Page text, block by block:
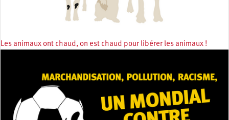
Les animaux ont chaud, on est chaud pour libérer les animaux !